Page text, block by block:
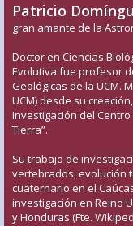
Patricio
gran amante de la
Doctor en Ciencias
Evolutiva fue profesor
Geológicas de la UCM.
UCM) desde su
Investigación del
Tierra”.
Su trabajo de
vertebrados, evolución
cuaternario en el
investigación en Reino
y Honduras (Fte.